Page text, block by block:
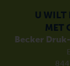
U WILT
MET
Becker